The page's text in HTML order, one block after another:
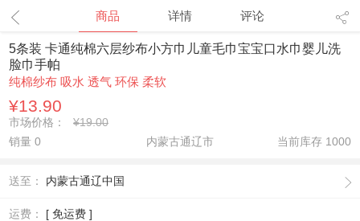
商品 详情 评论
5条装 卡通纯棉六层纱布小方巾儿童毛巾宝宝口水巾婴儿洗
脸巾手帕
纯棉纱布 吸水 透气 环保 柔软
¥13.90
市场价格：
¥19.00
销量 0
内蒙古通辽市 当前库存 1000
送至： 内蒙古通辽中国
运费： [ 免运费 ]